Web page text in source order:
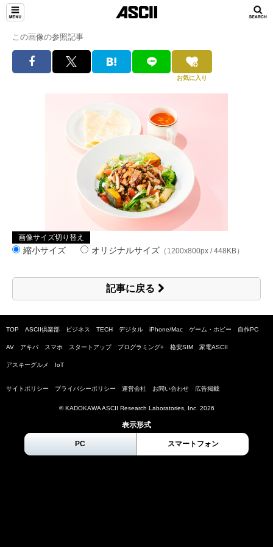
この画像の参照記事
お気に入り
画像サイズ切り替え
縮小サイズ オリジナルサイズ （1200x800px / 448KB）
記事に戻る
TOP ASCII倶楽部 ビジネス TECH デジタル iPhone/Mac ゲーム・ホビー 自作PC
AV アキバ スマホ スタートアップ プログラミング+ 格安SIM 家電ASCII
アスキーグルメ IoT
サイトポリシー プライバシーポリシー 運営会社 お問い合わせ 広告掲載
© KADOKAWA ASCII Research Laboratories, Inc. 2026
表示形式
PC スマートフォン